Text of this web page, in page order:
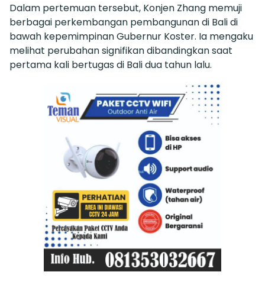
Dalam pertemuan tersebut, Konjen Zhang memuji
berbagai perkembangan pembangunan di Bali di
bawah kepemimpinan Gubernur Koster. Ia mengaku
melihat perubahan signifikan dibandingkan saat
pertama kali bertugas di Bali dua tahun lalu.